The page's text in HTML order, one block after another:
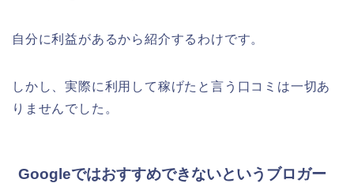
自分に利益があるから紹介するわけです。
しかし、実際に利用して稼げたと言う口コミは一切あ
りませんでした。
Googleではおすすめできないというブロガー